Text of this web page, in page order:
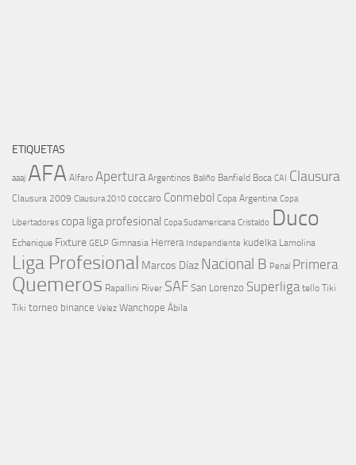
ETIQUETAS
aaaj AFA Alfaro Apertura Argentinos Baliño Banfield Boca CAI Clausura
Clausura 2009 Clausura 2010 coccaro Conmebol Copa Argentina Copa
Libertadores copa liga profesional Copa Sudamericana Cristaldo Duco
Echenique Fixture GELP Gimnasia Herrera Independiente kudelka Lamolina
Liga Profesional Marcos Díaz Nacional B Penal Primera
Quemeros Rapallini River SAF San Lorenzo Superliga tello Tiki
Tiki torneo binance Velez Wanchope Ábila